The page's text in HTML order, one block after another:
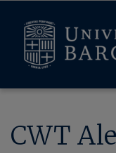
CWT